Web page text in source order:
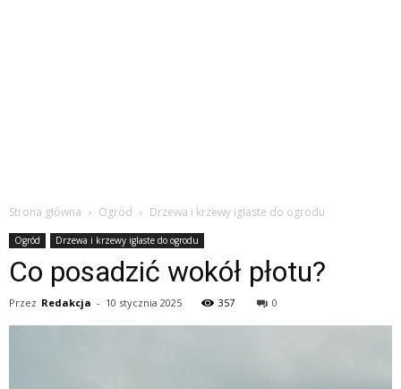
Strona główna Ogród Drzewa i krzewy iglaste do ogrodu
Ogród Drzewa i krzewy iglaste do ogrodu
Co posadzić wokół płotu?
Przez Redakcja - 10 stycznia 2025 357 0